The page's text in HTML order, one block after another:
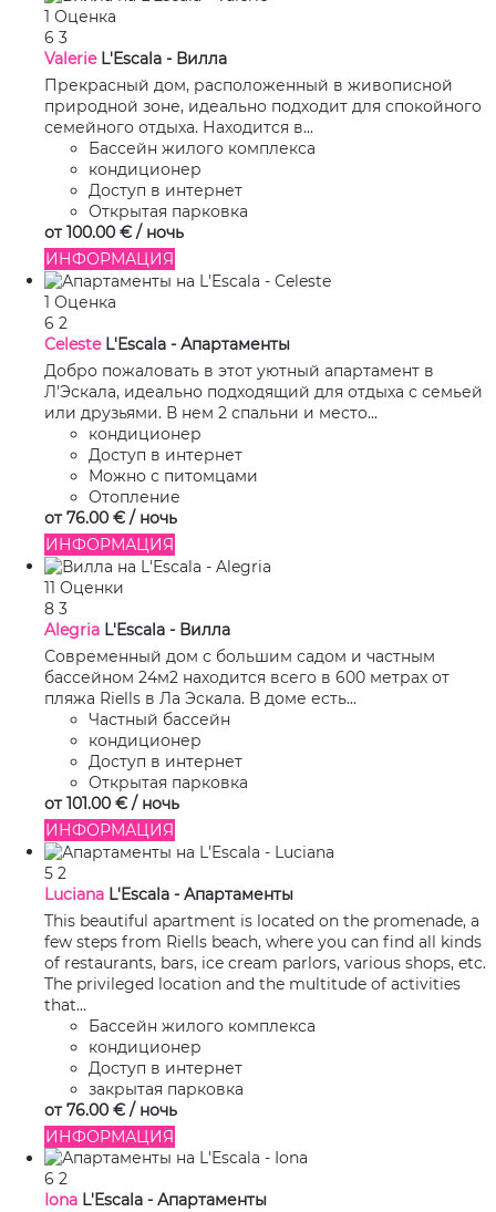
1 Оценка
6 3
Valerie L'Escala - Вилла
Прекрасный дом, расположенный в живописной
природной зоне, идеально подходит для спокойного
семейного отдыха. Находится в...
Бассейн жилого комплекса
кондиционер
Доступ в интернет
Открытая парковка
от 100.00 € / ночь
ИНФОРМАЦИЯ
1 Оценка
6 2
Celeste L'Escala - Апартаменты
Добро пожаловать в этот уютный апартамент в
Л'Эскала, идеально подходящий для отдыха с семьей
или друзьями. В нем 2 спальни и место...
кондиционер
Доступ в интернет
Можно с питомцами
Отопление
от 76.00 € / ночь
ИНФОРМАЦИЯ
11 Оценки
8 3
Alegria L'Escala - Вилла
Современный дом с большим садом и частным
бассейном 24м2 находится всего в 600 метрах от
пляжа Riells в Лa Эскала. В доме есть...
Частный бассейн
кондиционер
Доступ в интернет
Открытая парковка
от 101.00 € / ночь
ИНФОРМАЦИЯ
5 2
Luciana L'Escala - Апартаменты
This beautiful apartment is located on the promenade, a
few steps from Riells beach, where you can find all kinds
of restaurants, bars, ice cream parlors, various shops, etc.
The privileged location and the multitude of activities
that...
Бассейн жилого комплекса
кондиционер
Доступ в интернет
закрытая парковка
от 76.00 € / ночь
ИНФОРМАЦИЯ
6 2
Iona L'Escala - Апартаменты